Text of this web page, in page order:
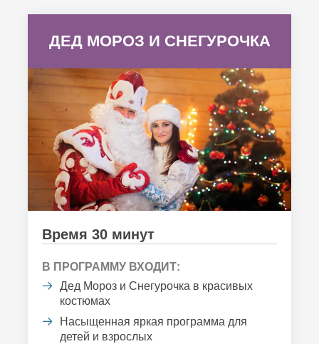
ДЕД МОРОЗ И СНЕГУРОЧКА
Время 30 минут
В ПРОГРАММУ ВХОДИТ:
Дед Мороз и Снегурочка в красивых
костюмах
Насыщенная яркая программа для
детей и взрослых